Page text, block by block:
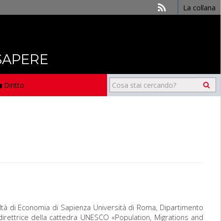
La collana
Diritto
Economia di Sapienza Università di Roma, Dipartimento
della cattedra UNESCO «Population, Migrations and